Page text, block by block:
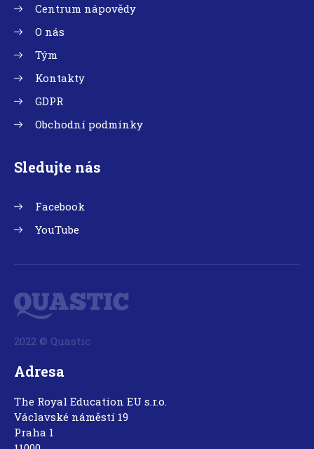
Centrum nápovědy
O nás
Tým
Kontakty
GDPR
Obchodní podmínky
Sledujte nás
Facebook
YouTube
2022 © Quastic
Adresa
The Royal Education EU s.r.o.
Václavské náměstí 19
Praha 1